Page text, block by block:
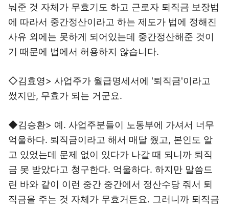
눠준 것 자체가 무효기도 하고 근로자 퇴직금 보장법
에 따라서 중간정산이라고 하는 제도가 법에 정해진
사유 외에는 못하게 되어있는데 중간정산해준 것이
기 때문에 법에서 허용하지 않습니다.
◇김효영> 사업주가 월급명세서에 '퇴직금'이라고
썼지만, 무효가 되는 거군요.
◆김승환> 예. 사업주분들이 노동부에 가셔서 너무
억울하다. 퇴직금이라고 해서 매달 줬고, 본인도 알
고 있었는데 문제 없이 있다가 나갈 때 되니까 퇴직
금 못 받았다고 청구한다. 억울하다. 하지만 말씀드
린 바와 같이 이런 중간 중간에서 정산수당 줘서 퇴
직금을 주는 것 자체가 무효거든요. 그러니까 퇴직금